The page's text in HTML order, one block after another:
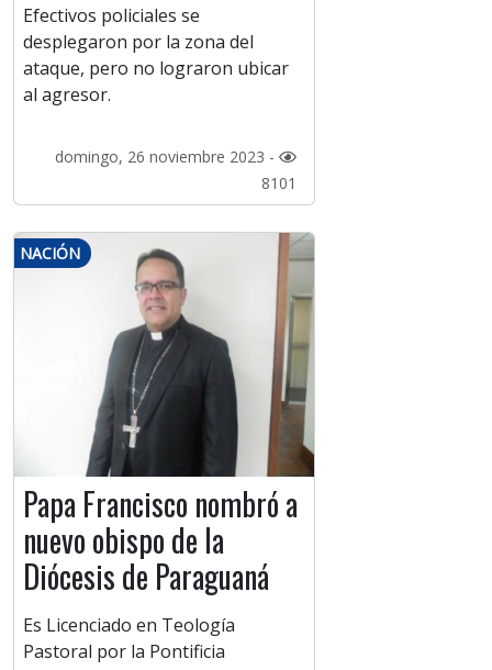
Efectivos policiales se
desplegaron por la zona del
ataque, pero no lograron ubicar
al agresor.
domingo, 26 noviembre 2023 -
8101
NACIÓN
Papa Francisco nombró a
nuevo obispo de la
Diócesis de Paraguaná
Es Licenciado en Teología
Pastoral por la Pontificia